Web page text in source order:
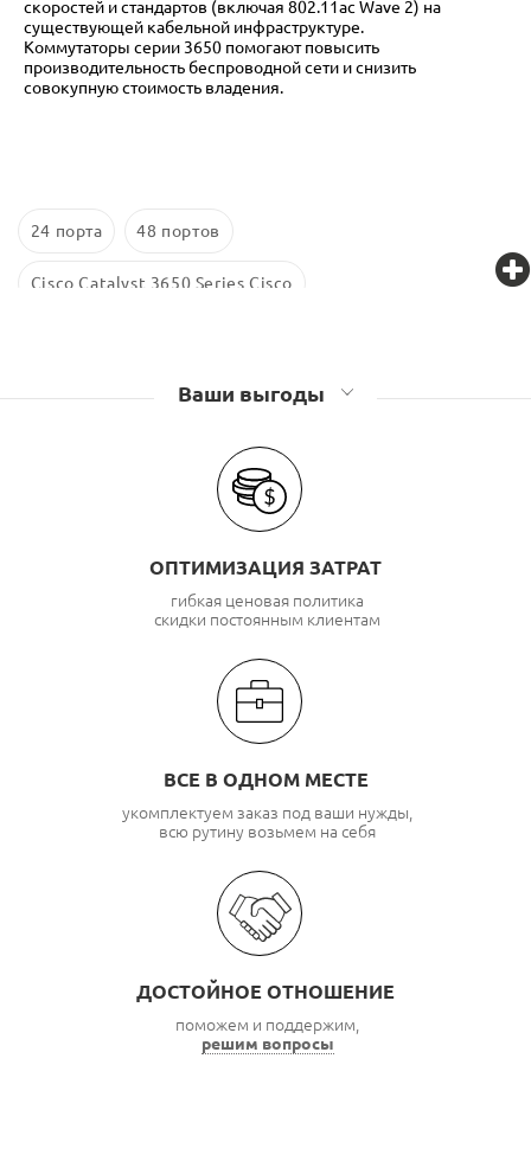
скоростей и стандартов (включая 802.11ac Wave 2) на
существующей кабельной инфраструктуре.
Коммутаторы серии 3650 помогают повысить
производительность беспроводной сети и снизить
совокупную стоимость владения.
24 порта 48 портов
Cisco Catalyst 3650 Series Cisco
Ваши выгоды
ОПТИМИЗАЦИЯ ЗАТРАТ
гибкая ценовая политика
скидки постоянным клиентам
ВСЕ В ОДНОМ МЕСТЕ
укомплектуем заказ под ваши нужды,
всю рутину возьмем на себя
ДОСТОЙНОЕ ОТНОШЕНИЕ
поможем и поддержим,
решим вопросы